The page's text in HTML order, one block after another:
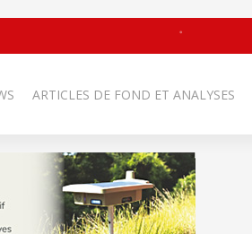
ARTICLES DE FOND ET ANALYSES